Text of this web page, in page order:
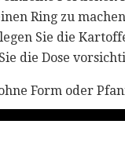
Ring zu
Sie die
die Dose
Form oder